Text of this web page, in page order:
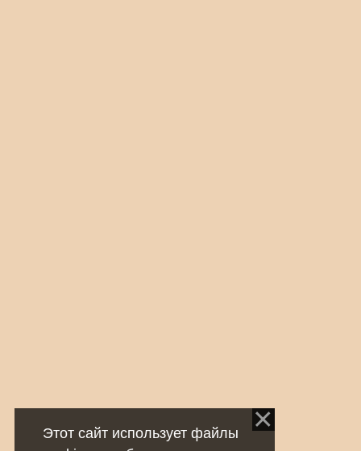
Этот сайт использует файлы